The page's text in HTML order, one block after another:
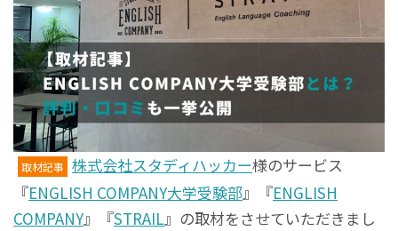
取材記事 株式会社スタディハッカー様のサービス
『ENGLISH COMPANY大学受験部』『ENGLISH
COMPANY』『STRAIL』の取材をさせていただきまし